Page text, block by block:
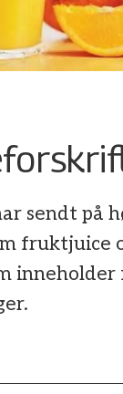
sendt på
fruktjuice
inneholder